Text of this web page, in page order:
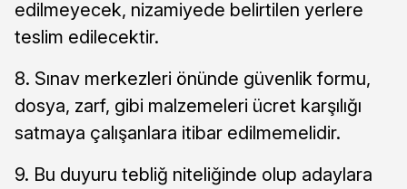
edilmeyecek, nizamiyede belirtilen yerlere
teslim edilecektir.
8. Sınav merkezleri önünde güvenlik formu,
dosya, zarf, gibi malzemeleri ücret karşılığı
satmaya çalışanlara itibar edilmemelidir.
9. Bu duyuru tebliğ niteliğinde olup adaylara